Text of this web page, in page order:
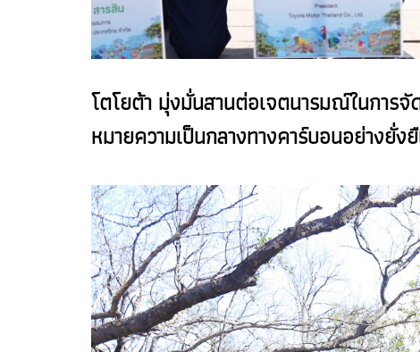
โตโยต้า มุ่งมั่นสานต่อเจตนารมณ์ในการ
หมายความเป็นกลางทางคาร์บอนอย่างยั่ง